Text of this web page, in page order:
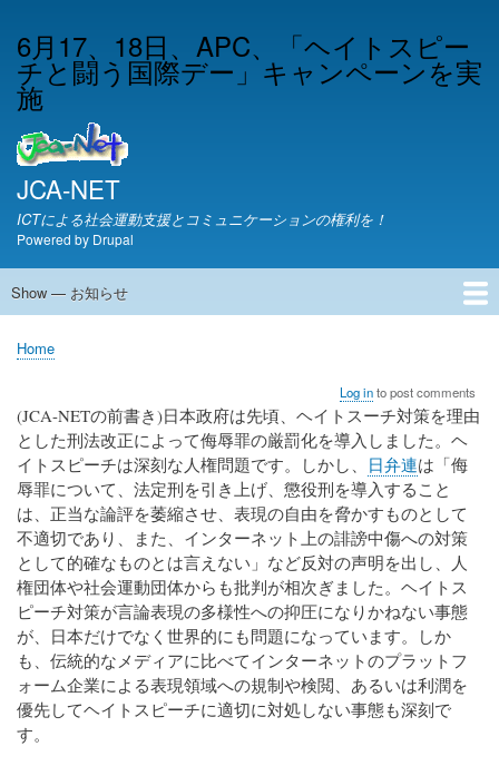
to
main
content
6月17、18日、APC、「ヘイトスピー
チと闘う国際デー」キャンペーンを実
施
JCA-NET
ICTによる社会運動支援とコミュニケーションの権利を！
Powered by Drupal
お
ら
Show — お知らせ
JCA-NETからのお知らせ
Breadcrumb
Home
Log into post comments
(JCA-NETの前書き)日本政府は先頃、ヘイトスーチ対策を理由
とした刑法改正によって侮辱罪の厳罰化を導入しました。ヘ
イトスピーチは深刻な人権問題です。しかし、 日弁連は「侮
辱罪について、法定刑を引き上げ、懲役刑を導入すること
は、正当な論評を萎縮させ、表現の自由を脅かすものとして
不適切であり、また、インターネット上の誹謗中傷への対策
として的確なものとは言えない」など反対の声明を出し、人
権団体や社会運動団体からも批判が相次ぎました。ヘイトス
ピーチ対策が言論表現の多様性への抑圧になりかねない事態
が、日本だけでなく世界的にも問題になっています。しか
も、伝統的なメディアに比べてインターネットのプラットフ
ォーム企業による表現領域への規制や検閲、あるいは利潤を
優先してヘイトスピーチに適切に対処しない事態も深刻で
す。